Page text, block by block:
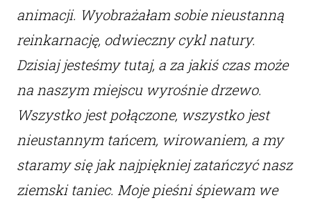
animacji. Wyobrażałam sobie nieustanną
reinkarnację, odwieczny cykl natury.
Dzisiaj jesteśmy tutaj, a za jakiś czas może
na naszym miejscu wyrośnie drzewo.
Wszystko jest połączone, wszystko jest
nieustannym tańcem, wirowaniem, a my
staramy się jak najpiękniej zatańczyć nasz
ziemski taniec. Moje pieśni śpiewam we